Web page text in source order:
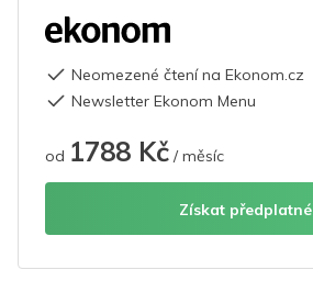
Neomezené čtení na Ekonom.cz
Newsletter Ekonom Menu
od 1788 Kč / měsíc
Získat předplatné